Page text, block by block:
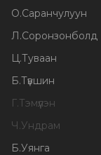
О.Саранчулуун
Л.Соронзонболд
Ц.Туваан
Б.Түвшин
Г.Тэмүүлэн
Ч.Ундрам
Б.Уянга